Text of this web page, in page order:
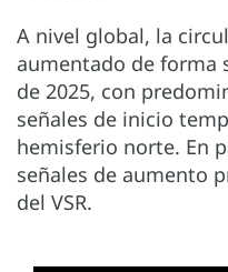
A nivel global, la
aumentado de forma
de 2025, con
señales de inicio
hemisferio norte. En
señales de aumento
del VSR.